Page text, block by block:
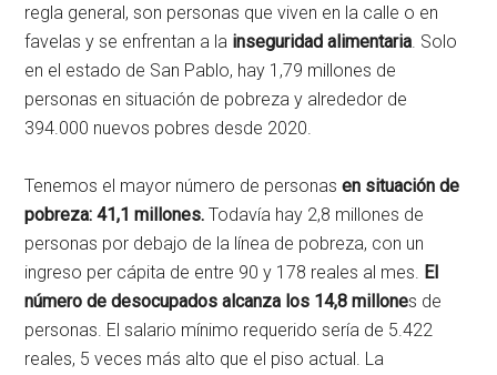
regla general, son personas que viven en la calle o en
favelas y se enfrentan a la inseguridad alimentaria . Solo
en el estado de San Pablo, hay 1,79 millones de
personas en situación de pobreza y alrededor de
394.000 nuevos pobres desde 2020.
Tenemos el mayor número de personasen situación de
pobreza: 41,1 millones.Todavía hay 2,8 millones de
personas por debajo de la línea de pobreza, con un
ingreso per cápita de entre 90 y 178 reales al mes. El
número de desocupados alcanza los 14,8 millones de
personas. El salario mínimo requerido sería de 5.422
reales, 5 veces más alto que el piso actual. La